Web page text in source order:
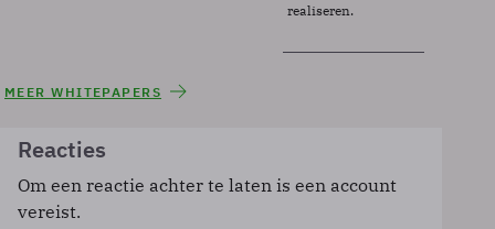
realiseren.
MEER WHITEPAPERS
Reacties
Om een reactie achter te laten is een account
vereist.